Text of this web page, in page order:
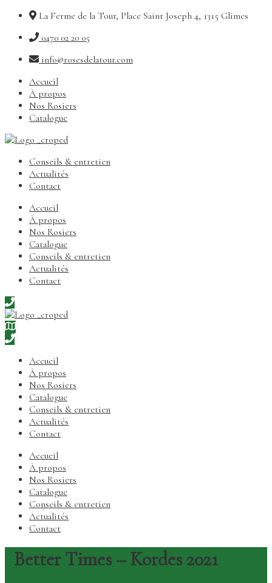
La Ferme de la Tour, Place Saint Joseph 4, 1315 Glimes
0470 02 20 05
info@rosesdelatour.com
Accueil
À propos
Nos Rosiers
Catalogue
Conseils & entretien
Actualités
Contact
Accueil
À propos
Nos Rosiers
Catalogue
Conseils & entretien
Actualités
Contact
Accueil
À propos
Nos Rosiers
Catalogue
Conseils & entretien
Actualités
Contact
Accueil
À propos
Nos Rosiers
Catalogue
Conseils & entretien
Actualités
Contact
Better Times – Kordes 2021